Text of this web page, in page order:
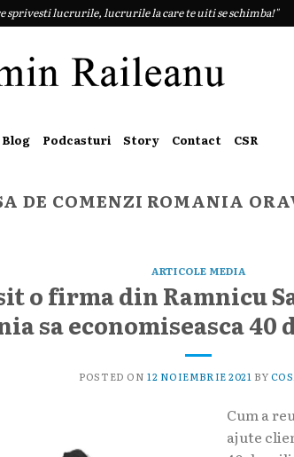
sprivesti lucrurile, lucrurile la care te uiti se schimba!"
Blog Podcasturi Story Contact CSR
DE COMENZI ROMANIA
ARTICOLE MEDIA
o firma din Ramnicu
sa economiseasca 40
POSTED ON 12 NOIEMBRIE 2021 BY
Cum a
ajute